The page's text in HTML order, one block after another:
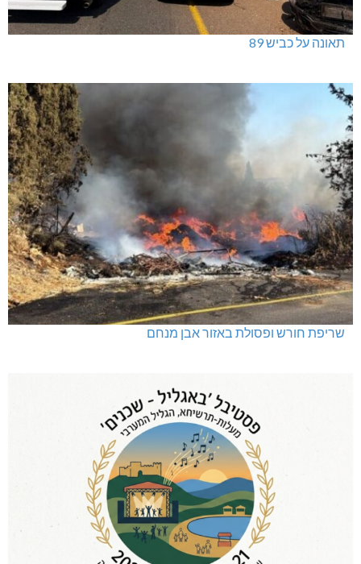
תאונה על כביש 89
שריפת חורש ופסולת באזור אבן מנחם